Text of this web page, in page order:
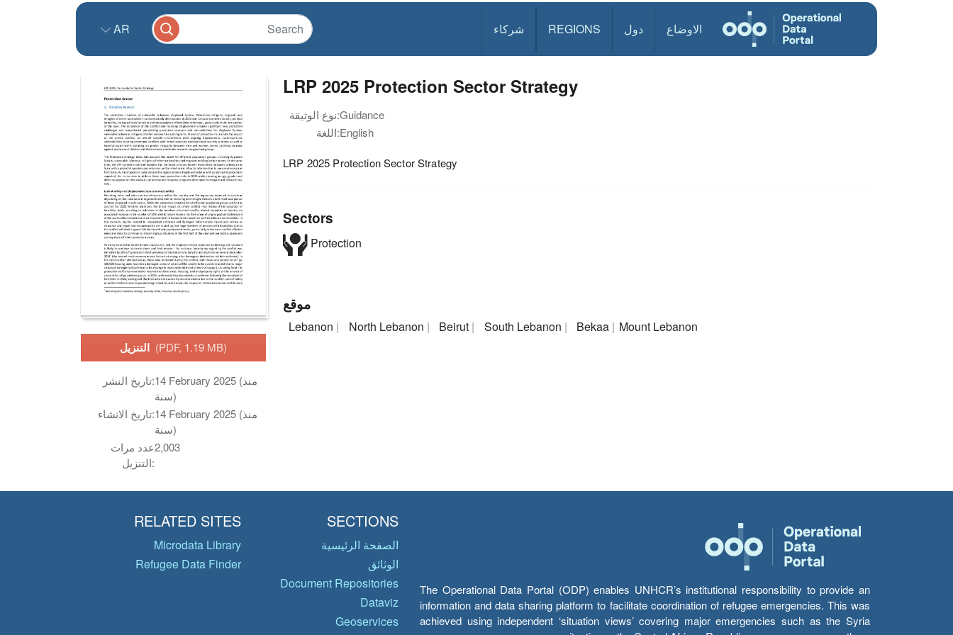
الاوضاع دول REGIONS شركاء AR
(PDF, 1.19 MB)
تاريخ النشر:14 February 2025 (منذ
سنة)
تاريخ الانشاء:14 February 2025 (منذ
سنة)
عدد مرات
التنزيل:
2,003
LRP 2025 Protection Sector Strategy
نوع الوثيقة:Guidance
اللغة:English
LRP 2025 Protection Sector Strategy
Sectors
Protection
موقع
Lebanon North Lebanon Beirut South Lebanon Bekaa Mount Lebanon
The Operational Data Portal (ODP) enables UNHCR’s institutional responsibility to provide an
information and data sharing platform to facilitate coordination of refugee emergencies. This was
achieved using independent ‘situation views’ covering major emergencies such as the Syria
SECTIONS
الصفحة الرئيسية
الوثائق
Document Repositories
Dataviz
Geoservices
RELATED SITES
Microdata Library
Refugee Data Finder